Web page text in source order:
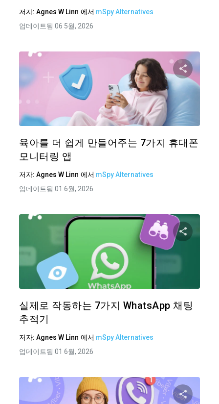
저자: Agnes W Linn 에서 mSpy Alternatives
업데이트됨 06 5월, 2026
이 기
육아를 더 쉽게 만들어주는 7가지 휴대폰
모니터링 앱
저자: Agnes W Linn 에서 mSpy Alternatives
업데이트됨 01 6월, 2026
실제로 작동하는 7가지 WhatsApp 채팅
추적기
저자: Agnes W Linn 에서 mSpy Alternatives
업데이트됨 01 6월, 2026